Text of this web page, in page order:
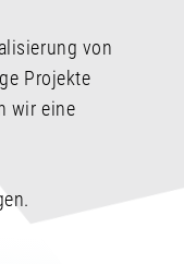
von
Projekte
wir eine